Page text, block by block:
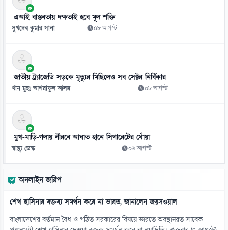
এআই বাস্তবতায় দক্ষতাই হবে মূল শক্তি
সুখদেব কুমার সানা ০৮ আগস্ট
জাতীয় ট্র্যাজেডি সড়কে মৃত্যুর মিছিলেও সব সেক্টর নির্বিকার
খান মুহঃ আশরাফুল আলম ০৮ আগস্ট
মুখ-মাড়ি-গলায় নীরবে আঘাত হানে সিগারেটের ধোঁয়া
স্বাস্থ্য ডেস্ক ০৬ আগস্ট
অনলাইন জরিপ
শেখ হাসিনার বক্তব্য সমর্থন করে না ভারত, জানালেন জয়সওয়াল
বাংলাদেশের বর্তমান বৈধ ও গঠিত সরকারের বিষয়ে ভারতে অবস্থানরত সাবেক